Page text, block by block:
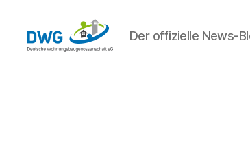
Der offizielle News-